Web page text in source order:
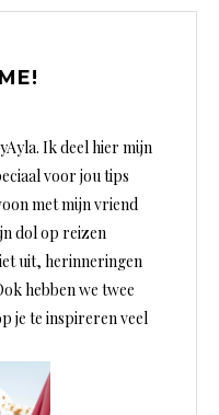
Ik deel hier mijn
voor jou tips
met mijn vriend
dol op reizen
uit, herinneringen
hebben we twee
je te inspireren veel